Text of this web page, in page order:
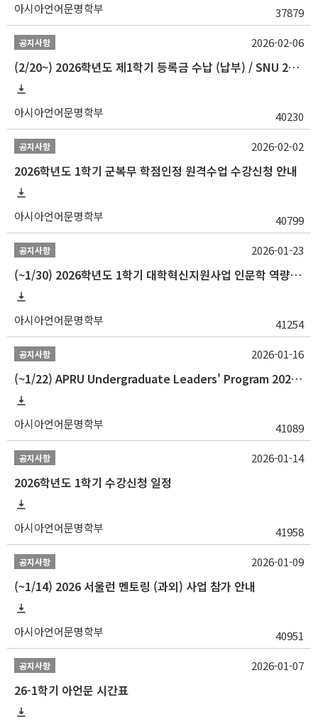
아시아언어문명학부 37879
공지사항
(2/20~) 2026학년도 제1학기 등록금 수납 (납부) / SNU 26-1 Tuition fee payment notice
아시아언어문명학부 40230
2026-02-06
공지사항
2026학년도 1학기 군복무 학점인정 원격수업 수강신청 안내
아시아언어문명학부 40799
2026-02-02
공지사항
(~1/30) 2026학년도 1학기 대학혁신지원사업 인문학 역량강화 학업지원금 지원 선발 안내(학·석·박사)
아시아언어문명학부 41254
2026-01-23
공지사항
(~1/22) APRU Undergraduate Leaders' Program 2026 프로그램 참가자 모집
아시아언어문명학부 41089
2026-01-16
공지사항
2026학년도 1학기 수강신청 일정
아시아언어문명학부 41958
2026-01-14
공지사항
(~1/14) 2026 서울런 멘토링 (과외) 사업 참가 안내
아시아언어문명학부 40951
2026-01-09
공지사항
26-1학기 아언문 시간표
2026-01-07